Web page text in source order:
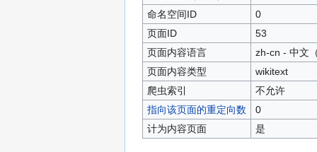
命名空间ID
0
页面ID
53
页面内容语言
zh-cn - 中文
页面内容类型
wikitext
爬虫索引
不允许
指向该页面的重定向数
0
计为内容页面
是